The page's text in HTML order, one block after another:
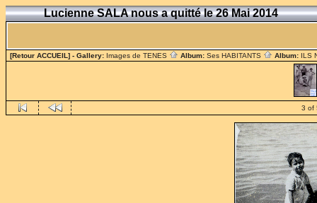
Lucienne SALA nous a quitté le 26 Mai 2014
[Retour ACCUEIL] - Gallery: Images de TENES Album: Ses HABITANTS Album: ILS
3 of